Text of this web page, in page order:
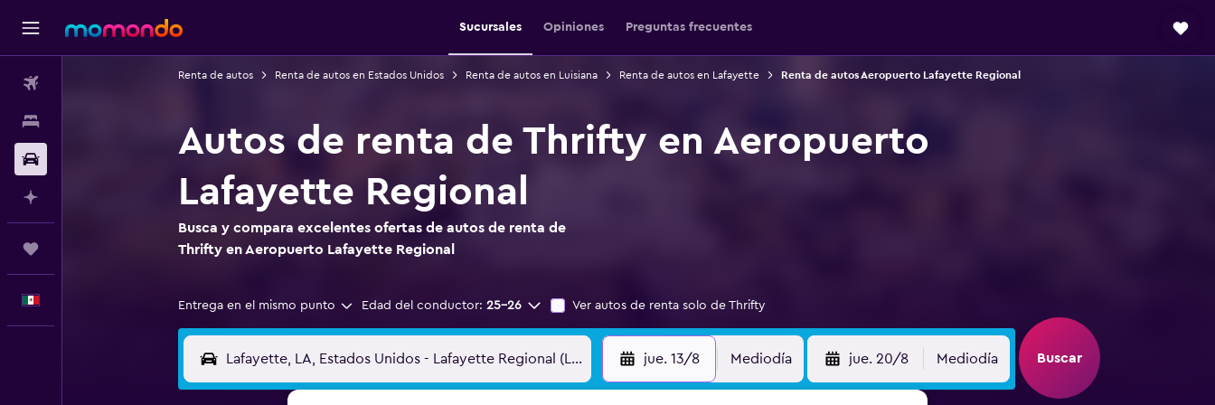
Sucursales Opiniones Preguntas frecuentes
Renta de autos Renta de autos en Estados Unidos Renta de autos en Luisiana Renta de autos en Lafayette Renta de autos Aeropuerto Lafayette Regional
Autos de renta de Thrifty en Aeropuerto
Lafayette Regional
Busca y compara excelentes ofertas de autos de renta de
Thrifty en Aeropuerto Lafayette Regional
Entrega en el mismo punto Edad del conductor: 25-26 Ver autos de renta solo de Thrifty
jue. 13/8 Mediodía jue. 20/8 Mediodía Buscar